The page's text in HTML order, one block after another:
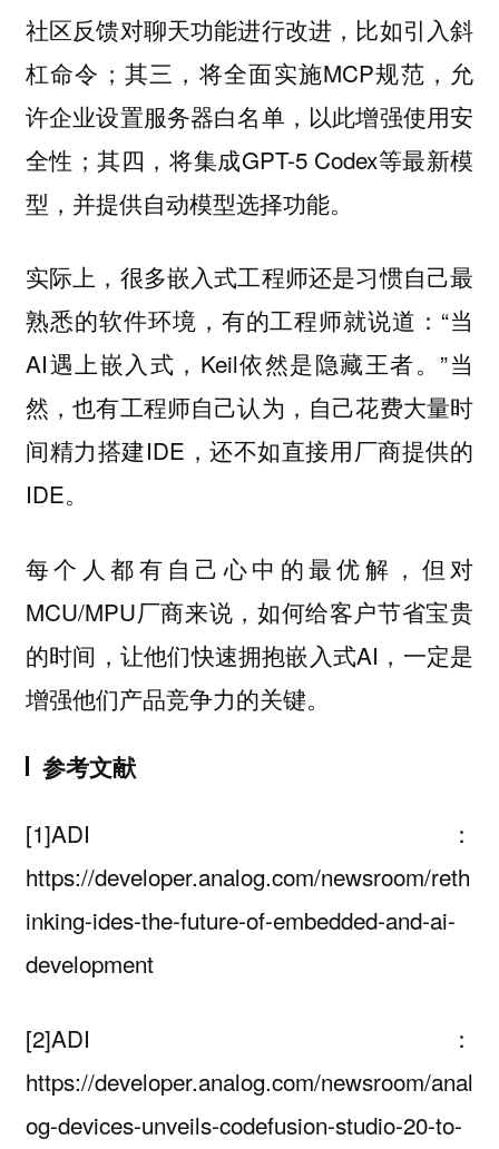
社区反馈对聊天功能进行改进，比如引入斜
杠命令；其三，将全面实施MCP规范，允
许企业设置服务器白名单，以此增强使用安
全性；其四，将集成GPT-5 Codex等最新模
型，并提供自动模型选择功能。
实际上，很多嵌入式工程师还是习惯自己最
熟悉的软件环境，有的工程师就说道：“当
AI遇上嵌入式，Keil依然是隐藏王者。”当
然，也有工程师自己认为，自己花费大量时
间精力搭建IDE，还不如直接用厂商提供的
IDE。
每个人都有自己心中的最优解，但对
MCU/MPU厂商来说，如何给客户节省宝贵
的时间，让他们快速拥抱嵌入式AI，一定是
增强他们产品竞争力的关键。
参考文献
[1]ADI：
https://developer.analog.com/newsroom/reth
inking-ides-the-future-of-embedded-and-ai-
development
[2]ADI：
https://developer.analog.com/newsroom/anal
og-devices-unveils-codefusion-studio-20-to-